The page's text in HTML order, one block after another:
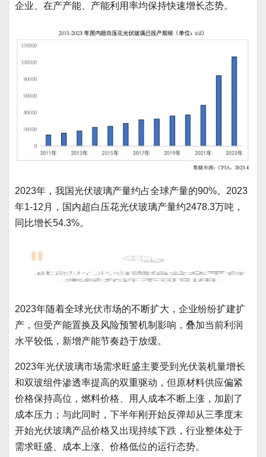
企业、在产产能、产能利用率均保持快速增长态势。
2023年，我国光伏玻璃产量约占全球产量的90%。2023
年1-12月，国内超白压花光伏玻璃产量约2478.3万吨，
同比增长54.3%。
3、光伏压延玻璃供需两旺，玻璃成本偏高但
价格持续低位运行
2023年随着全球光伏市场的不断扩大，企业纷纷扩建扩
产，但受产能置换及风险预警机制影响，叠加当前利润
水平较低，新增产能节奏趋于放缓。
2023年光伏玻璃市场需求旺盛主要受到光伏装机量增长
和双玻组件渗透率提高的双重驱动，但原材料供应偏紧
价格保持高位，燃料价格、用人成本不断上涨，加剧了
成本压力；与此同时，下半年刚开始反弹却从三季度末
开始光伏玻璃产品价格又出现持续下跌，行业整体处于
需求旺盛、成本上涨、价格低位的运行态势。